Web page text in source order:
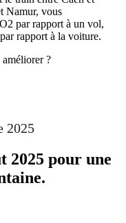
Namur, vous
par rapport à un vol,
rapport à la voiture.
?
2025
2025 pour une